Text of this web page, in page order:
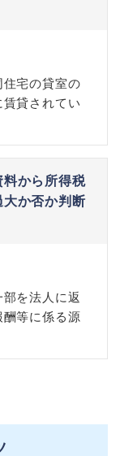
住宅の貸室の
貸されてい
料から所得税
か否か判断
部を法人に返
等に係る源